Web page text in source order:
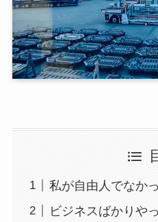
私が自由人でなか
ビジネスばかりや